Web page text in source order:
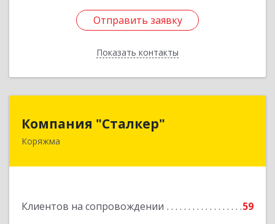
Отправить заявку
Показать контакты
Отправить заявку
Назад
Компания "Сталкер"
Коряжма
Клиентов на сопровождении 59